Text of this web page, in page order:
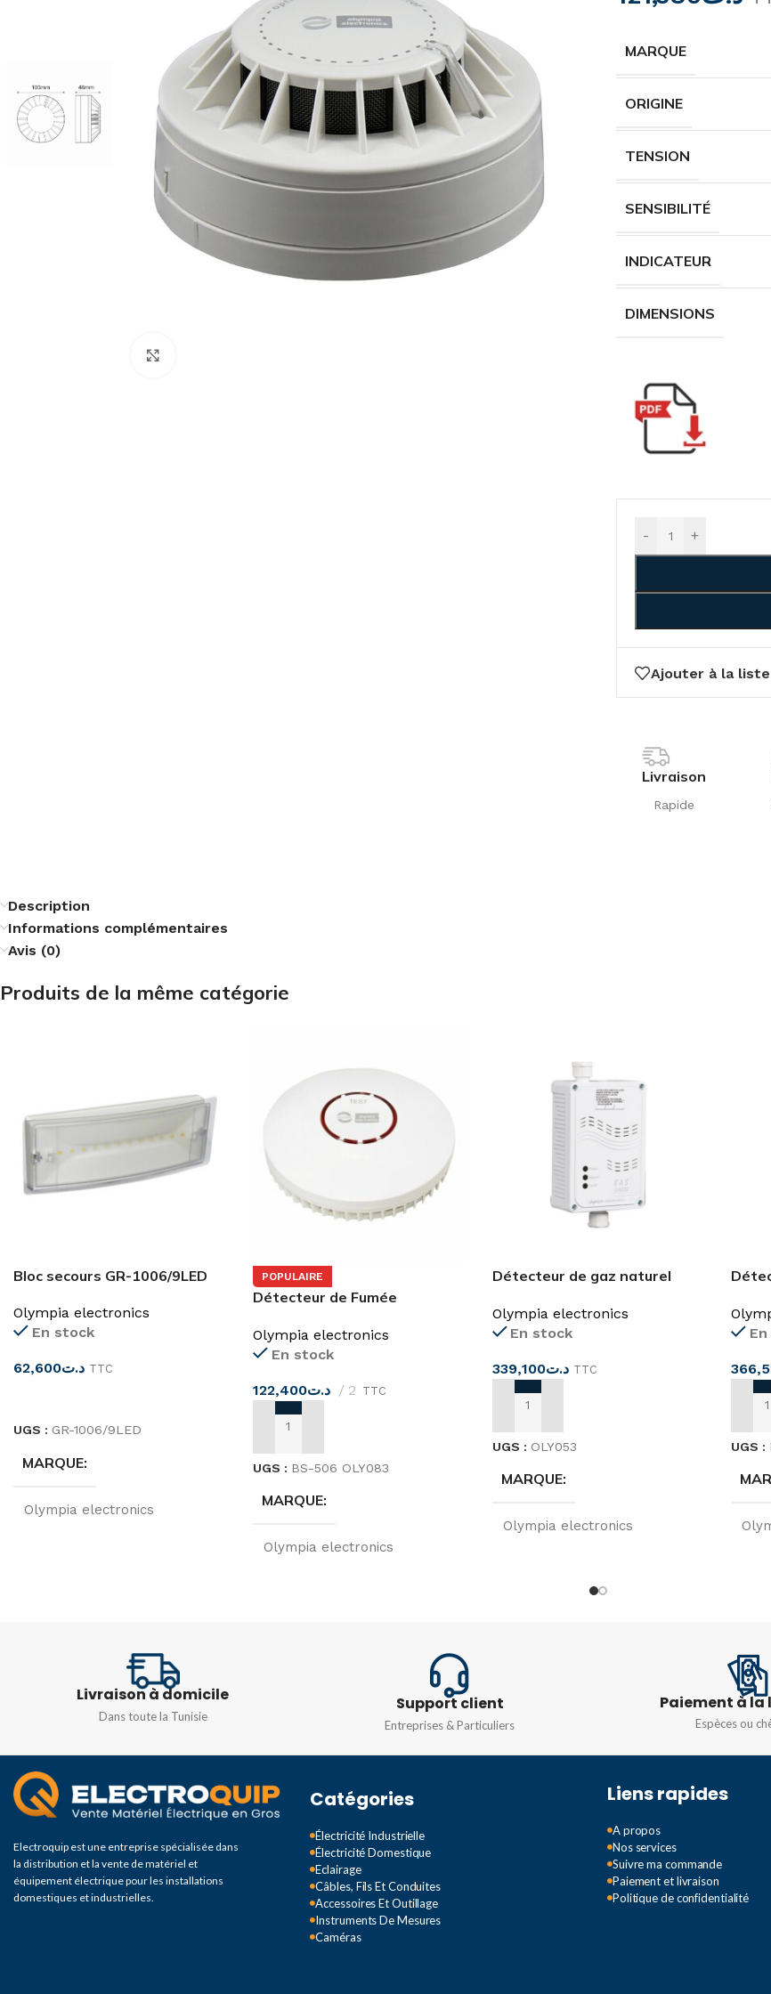
MARQUE
ORIGINE
TENSION
SENSIBILITÉ
INDICATEUR
DIMENSIONS
- +
Ajouter à la
Livraison
Rapide
Description
Informations complémentaires
Avis (0)
Produits de la même catégorie
Bloc secours GR-1006/9LED
Olympia electronics
En stock
د.ت62,600 TTC
UGS : GR-1006/9LED
MARQUE
Olympia electronics
3W
DURÉE D'ÉCLAIRAGE EN
Minimum 3 heures
LM)
60LM,90LM
POPULAIRE
Détecteur de Fumée
Olympia electronics
En stock
د.ت122,400 2 TTC
AJOUTER AU PANIER
UGS : BS-506 OLY083
MARQUE
Olympia electronics
DEGRÉ DE PROTECTION
DIMENSIONS
Détecteur de gaz naturel
Olympia electronics
En stock
د.ت339,100 TTC
AJOUTER AU PANIER
UGS : OLY053
MARQUE
Olympia electronics
DIMENSIONS
UGS :
5-
Livraison à domicile
Dans toute la Tunisie
Support client
Entreprises & Particuliers
Paiement à la
Espèces ou
Electroquip est une entreprise spécialisée dans
la distribution et la vente de matériel et
équipement électrique pour les installations
domestiques et industrielles.
Catégories
Électricité Industrielle
Électricité Domestique
Eclairage
Câbles, Fils Et Conduites
Accessoires Et Outillage
Instruments De Mesures
Caméras
Liens rapides
A propos
Nos services
Suivre ma commande
Paiement et livraison
Politique de confidentialité